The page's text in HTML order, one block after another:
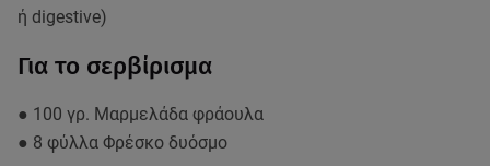
ή digestive)
Για το σερβίρισμα
● 100 γρ. Μαρμελάδα φράουλα
● 8 φύλλα Φρέσκο δυόσμο